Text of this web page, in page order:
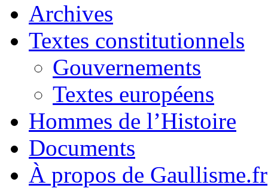
Archives
Textes constitutionnels
Gouvernements
Textes européens
Hommes de l’Histoire
Documents
À propos de Gaullisme.fr